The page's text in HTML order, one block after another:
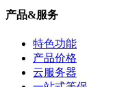
产品&服务
特色功能
产品价格
云服务器